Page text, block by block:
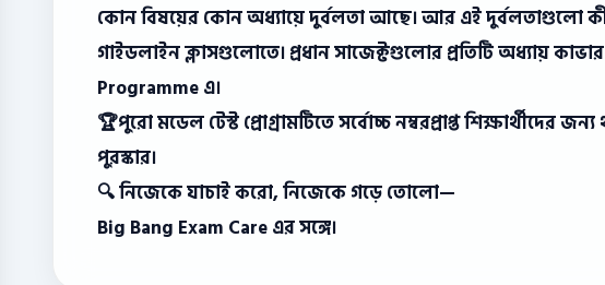
কোন বিষয়ের কোন অধ্যায়ে দুর্বলতা আছে। আর এই দুর্বলতাগুলো
গাইডলাইন ক্লাসগুলোতে। প্রধান সাজেক্টগুলোর প্রতিটি অধ্যায়
Programme এ।
🏆পুরো মডেল টেস্ট প্রোগ্রামটিতে সর্বোচ্চ নম্বরপ্রাপ্ত
পুরস্কার।
🔍 নিজেকে যাচাই করো, নিজেকে গড়ে তোলো—
Big Bang Exam Care এর সঙ্গে।